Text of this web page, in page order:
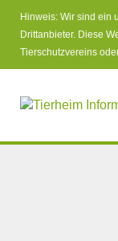
Hinweis: Wir sind ein
Drittanbieter. Diese
Tierschutzvereins